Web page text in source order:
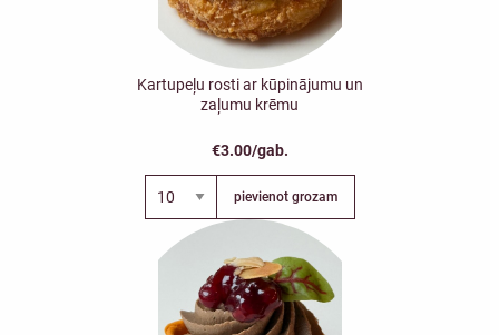
Kartupeļu rosti ar kūpinājumu un
zaļumu krēmu
€3.00/gab.
pievienot grozam